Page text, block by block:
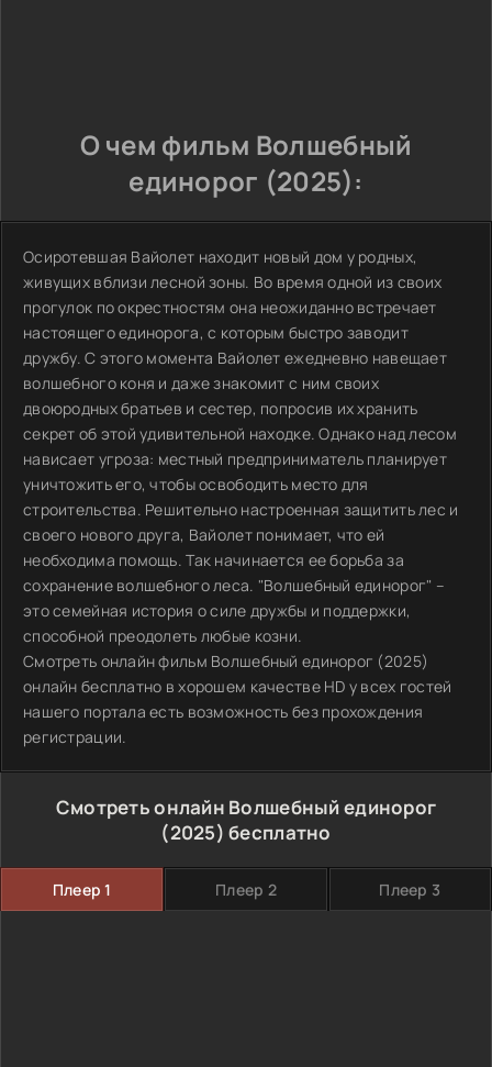
О чем фильм Волшебный
единорог (2025):
Осиротевшая Вайолет находит новый дом у родных,
живущих вблизи лесной зоны. Во время одной из своих
прогулок по окрестностям она неожиданно встречает
настоящего единорога, с которым быстро заводит
дружбу. С этого момента Вайолет ежедневно навещает
волшебного коня и даже знакомит с ним своих
двоюродных братьев и сестер, попросив их хранить
секрет об этой удивительной находке. Однако над лесом
нависает угроза: местный предприниматель планирует
уничтожить его, чтобы освободить место для
строительства. Решительно настроенная защитить лес и
своего нового друга, Вайолет понимает, что ей
необходима помощь. Так начинается ее борьба за
сохранение волшебного леса. "Волшебный единорог" –
это семейная история о силе дружбы и поддержки,
способной преодолеть любые козни.
Смотреть онлайн фильм Волшебный единорог (2025)
онлайн бесплатно в хорошем качестве HD у всех гостей
нашего портала есть возможность без прохождения
регистрации.
Смотреть онлайн Волшебный единорог
(2025) бесплатно
Плеер 1 Плеер 2 Плеер 3